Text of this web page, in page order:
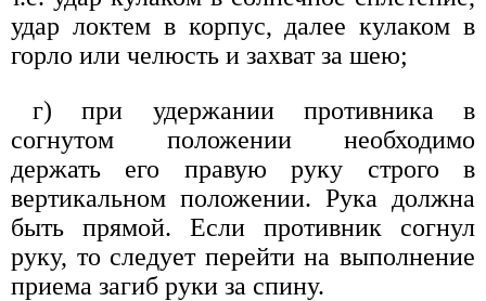
удар локтем в корпус, далее кулаком в
горло или челюсть и захват за шею;
г) при удержании противника в
согнутом положении необходимо
держать его правую руку строго в
вертикальном положении. Рука должна
быть прямой. Если противник согнул
руку, то следует перейти на выполнение
приема загиб руки за спину.